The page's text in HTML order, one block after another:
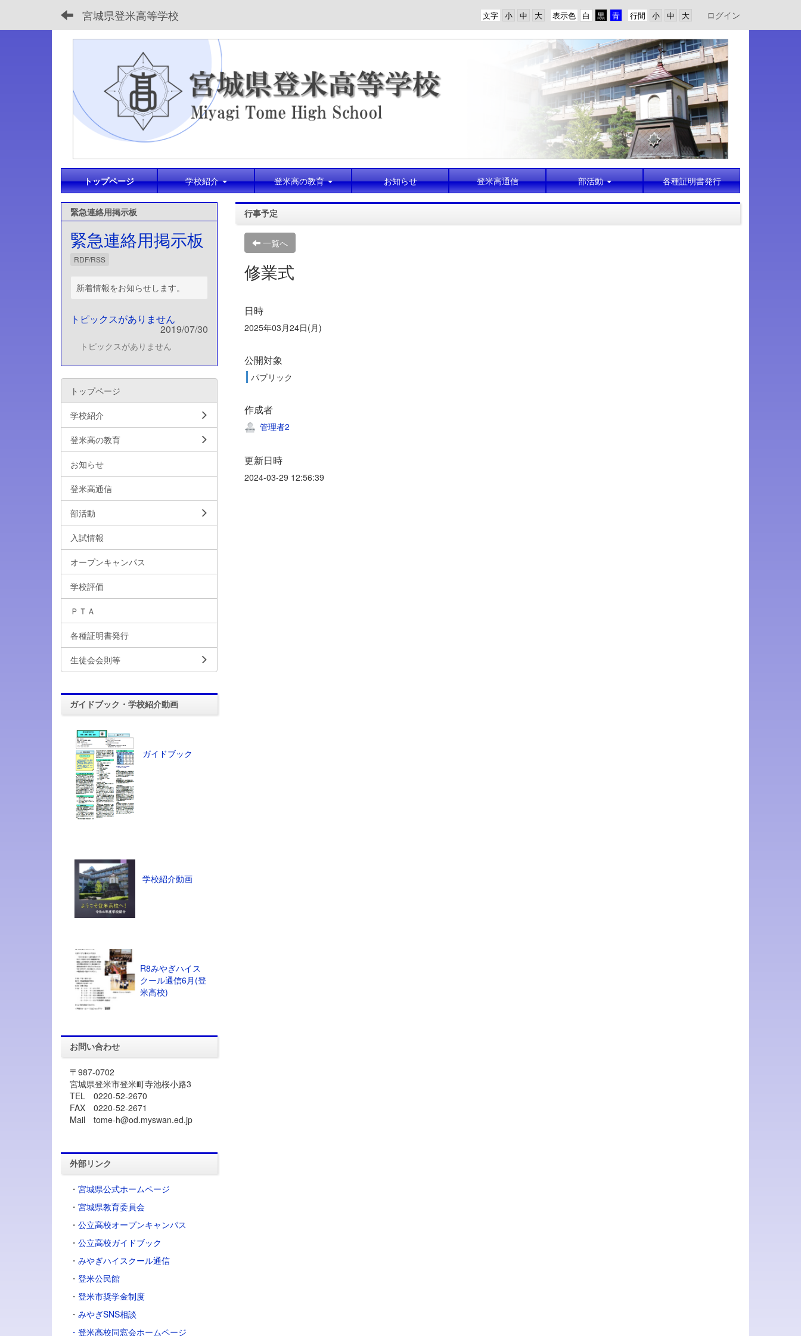
宮城県登米高等学校 行間
表示色
文字 ログイン
トップページ 学校紹介 登米高の教育 お知らせ 登米高通信 部活動 各種証明書発行
行事予定
一覧へ
修業式
日時
2025年03月24日(月)
公開対象
パブリック
作成者
管理者2
更新日時
2024-03-29 12:56:39
緊急連絡用掲示板
緊急連絡用掲示板
RDF/RSS
新着情報をお知らせします。
トピックスがありません
2019/07/30
トピックスがありません
トップページ
学校紹介
登米高の教育
お知らせ
登米高通信
部活動
入試情報
オープンキャンパス
学校評価
ＰＴＡ
各種証明書発行
生徒会会則等
ガイドブック・学校紹介動画
ガイドブック
学校紹介動画
R8みやぎハイス
クール通信6月(登
米高校)
お問い合わせ
〒987-0702
宮城県登米市登米町寺池桜小路3
TEL 0220-52-2670
FAX 0220-52-2671
Mail tome-h@od.myswan.ed.jp
外部リンク
・ 宮城県公式ホームページ
・ 宮城県教育委員会
・ 公立高校オープンキャンパス
・ 公立高校ガイドブック
・ みやぎハイスクール通信
・ 登米公民館
・ 登米市奨学金制度
・ みやぎSNS相談
・登米高校同窓会ホームページ